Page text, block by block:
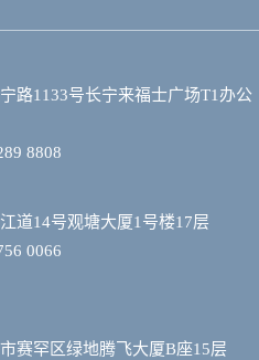
路1133号长宁来福士广场T1办公
8808
道14号观塘大厦1号楼17层
0066
赛罕区绿地腾飞大厦B座15层